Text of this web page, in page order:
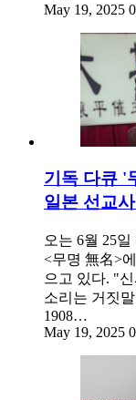
May 19, 2025
기독 다큐 '
일본 선교
오는 6월 25
<무명 無名>
으고 있다. "
소리는 거짓
1908…
May 19, 2025